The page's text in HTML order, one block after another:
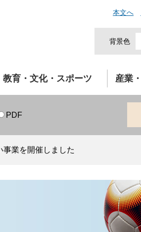
本文へ
背景色
教育・文化・スポーツ 産業
PDF
業を開催しました